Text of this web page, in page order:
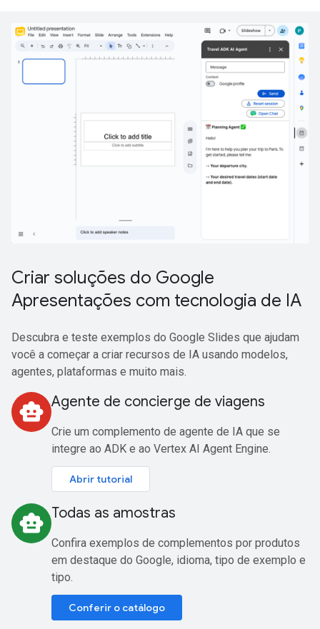
Criar soluções do Google
Apresentações com tecnologia de IA
Descubra e teste exemplos do Google Slides que ajudam
você a começar a criar recursos de IA usando modelos,
agentes, plataformas e muito mais.
smart_toy Agente de concierge de viagens
Crie um complemento de agente de IA que se
integre ao ADK e ao Vertex AI Agent Engine.
Abrir tutorial
smart_toy Todas as amostras
Confira exemplos de complementos por produtos
em destaque do Google, idioma, tipo de exemplo e
tipo.
Conferir o catálogo